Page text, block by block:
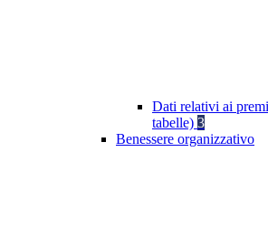
Dati relativi ai
tabelle) 3
Benessere organizzativo